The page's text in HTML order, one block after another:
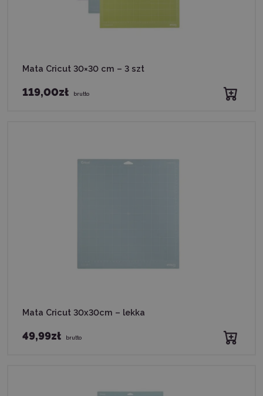
Mata Cricut 30×30 cm – 3 szt
119,00zł brutto
Mata Cricut 30x30cm – lekka
49,99zł brutto